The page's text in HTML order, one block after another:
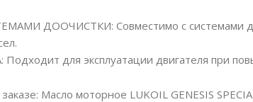
ДООЧИСТКИ: Совместимо с системами
для эксплуатации двигателя при
Масло моторное LUKOIL GENESIS